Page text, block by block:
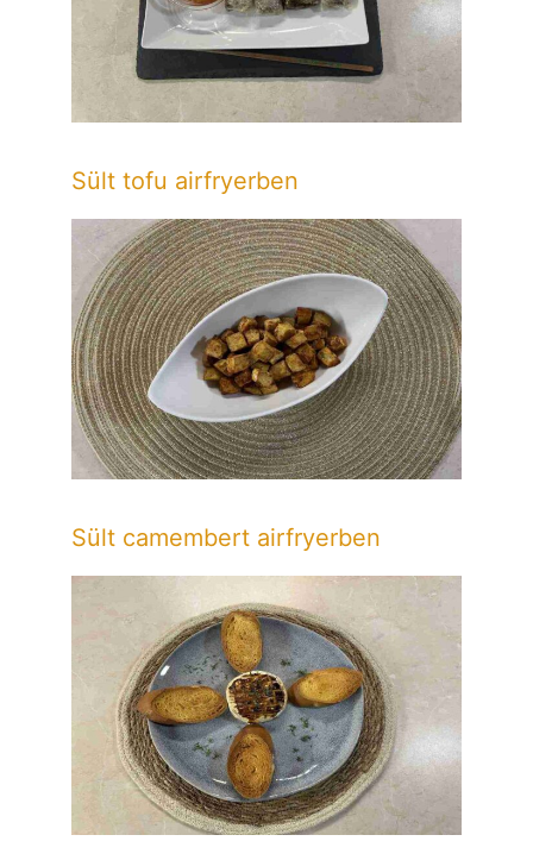
Sült tofu airfryerben
Sült camembert airfryerben